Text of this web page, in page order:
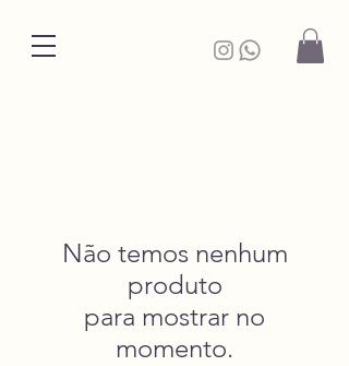
Não temos nenhum
produto
para mostrar no
momento.